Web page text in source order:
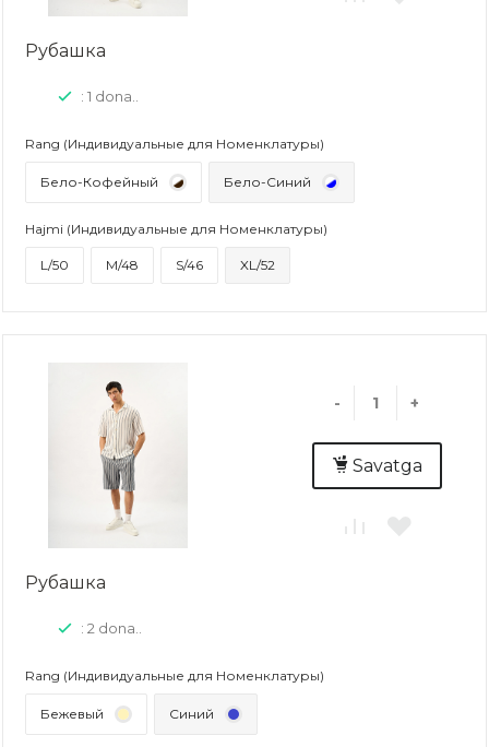
Рубашка
: 1 dona..
Rang (Индивидуальные для Номенклатуры)
Бело-Кофейный Бело-Синий
Hajmi (Индивидуальные для Номенклатуры)
L/50 M/48 S/46 XL/52
- +
Savatga
Рубашка
: 2 dona..
Rang (Индивидуальные для Номенклатуры)
Бежевый Синий